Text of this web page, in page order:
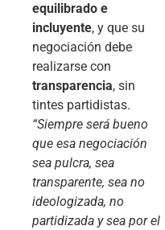
equilibrado e
incluyente, y que su
negociación debe
realizarse con
transparencia, sin
tintes partidistas.
“Siempre será bueno
que esa negociación
sea pulcra, sea
transparente, sea no
ideologizada, no
partidizada y sea por el